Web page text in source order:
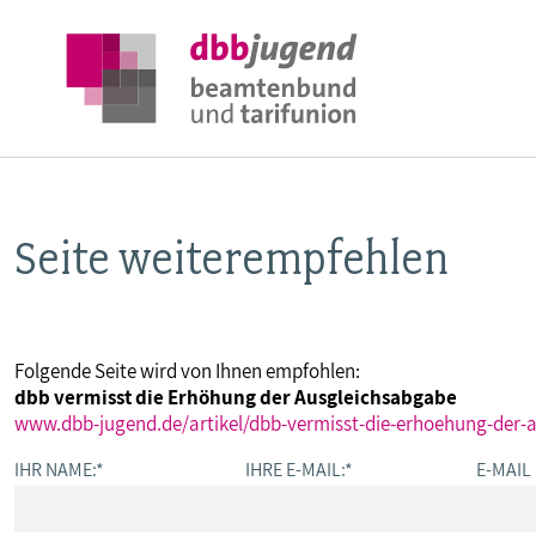
ÜBER DIE DBB JUGEND
AUSBILDUNGSINFORMATIONEN
Seite weiterempfehlen
Folgende Seite wird von Ihnen empfohlen:
dbb vermisst die Erhöhung der Ausgleichsabgabe
www.dbb-jugend.de/artikel/dbb-vermisst-die-erhoehung-der-
IHR NAME:* IHRE E-MAIL:* E-MAIL